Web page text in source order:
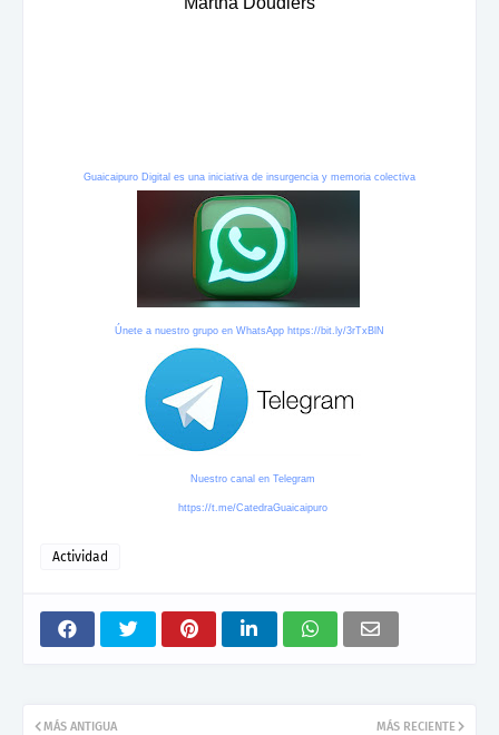
Guaicaipuro Digital es una iniciativa de insurgencia y memoria colectiva
Únete a nuestro grupo en WhatsApp https://bit.ly/3rTxBlN
Nuestro canal en Telegram
https://t.me/CatedraGuaicaipuro
Actividad
MÁS RECIENTE
MÁS ANTIGUA